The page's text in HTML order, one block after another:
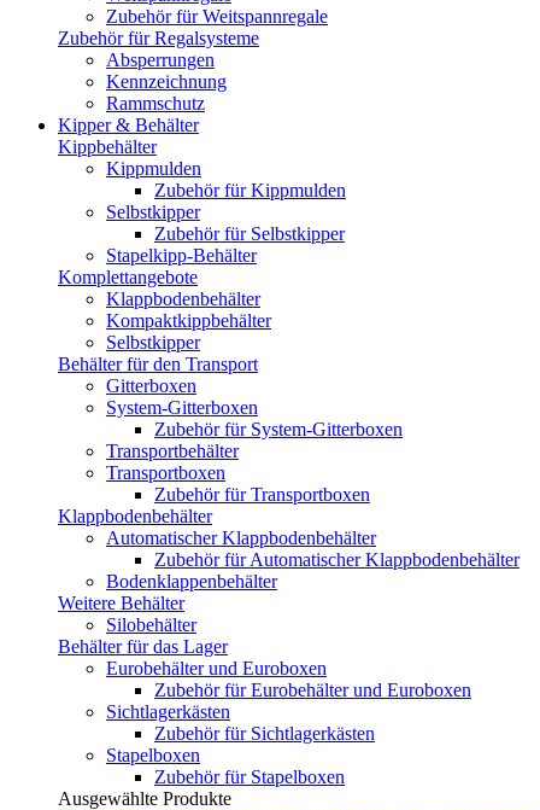
Zubehör für Weitspannregale
Zubehör für Regalsysteme
Absperrungen
Kennzeichnung
Rammschutz
Kipper & Behälter
Kippbehälter
Kippmulden
Zubehör für Kippmulden
Selbstkipper
Zubehör für Selbstkipper
Stapelkipp-Behälter
Komplettangebote
Klappbodenbehälter
Kompaktkippbehälter
Selbstkipper
Behälter für den Transport
Gitterboxen
System-Gitterboxen
Zubehör für System-Gitterboxen
Transportbehälter
Transportboxen
Zubehör für Transportboxen
Klappbodenbehälter
Automatischer Klappbodenbehälter
Zubehör für Automatischer Klappbodenbehälter
Bodenklappenbehälter
Weitere Behälter
Silobehälter
Behälter für das Lager
Eurobehälter und Euroboxen
Zubehör für Eurobehälter und Euroboxen
Sichtlagerkästen
Zubehör für Sichtlagerkästen
Stapelboxen
Zubehör für Stapelboxen
Ausgewählte Produkte